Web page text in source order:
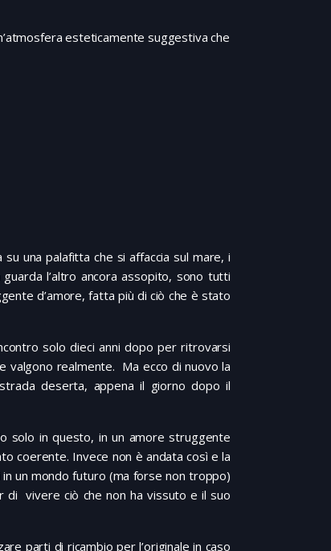
esteticamente suggestiva che
una palafitta che si affaccia sul mare, i
l’altro ancora assopito, sono tutti
d’amore, fatta più di ciò che è stato
solo dieci anni dopo per ritrovarsi
valgono realmente. Ma ecco di nuovo la
deserta, appena il giorno dopo il
solo in questo, in un amore struggente
coerente. Invece non è andata così e la
un mondo futuro (ma forse non troppo)
di vivere ciò che non ha vissuto e il suo
parti di ricambio per l’originale in caso